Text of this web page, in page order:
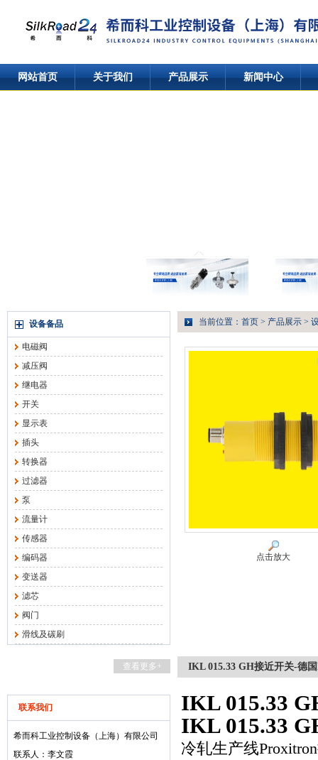
网站首页 关于我们 产品展示 新闻中心
设备备品
电磁阀
减压阀
继电器
开关
显示表
插头
转换器
过滤器
泵
流量计
传感器
编码器
变送器
滤芯
阀门
滑线及碳刷
查看更多+
联系我们
希而科工业控制设备（上海）有限公司
联系人：李文霞
当前位置： 首页 > 产品展示 >
点击放大
IKL 015.33 GH接近开关-德
IKL 015.33
IKL 015.33
冷轧生产线Proxitron